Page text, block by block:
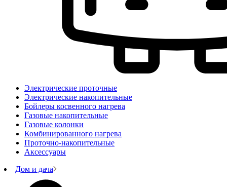
Электрические проточные
Электрические накопительные
Бойлеры косвенного нагрева
Газовые накопительные
Газовые колонки
Комбинированного нагрева
Проточно-накопительные
Аксессуары
Дом и дача